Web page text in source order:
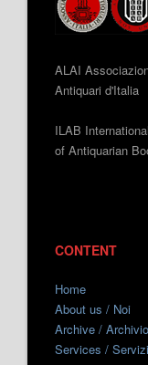
ALAI
Antiquari d'Italia
ILAB
of Antiquarian
CONTENT
Home
About us / Noi
Archive / Archivio
Services / Servizi